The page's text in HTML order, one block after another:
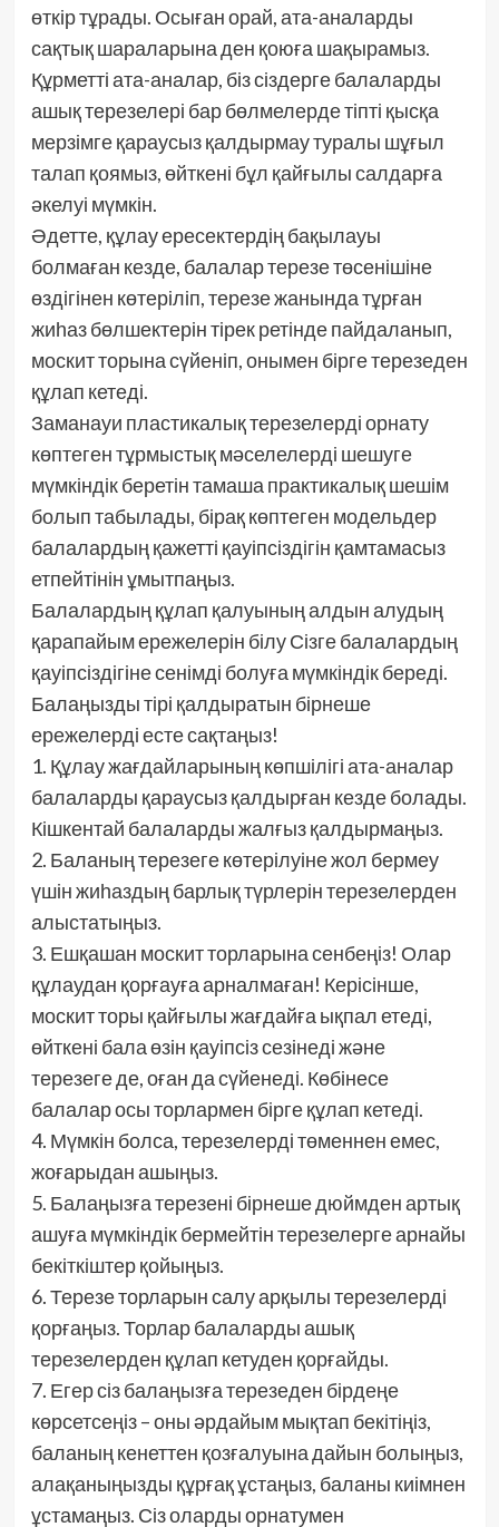
өткір тұрады. Осыған орай, ата-аналарды
сақтық шараларына ден қоюға шақырамыз.
Құрметті ата-аналар, біз сіздерге балаларды
ашық терезелері бар бөлмелерде тіпті қысқа
мерзімге қараусыз қалдырмау туралы шұғыл
талап қоямыз, өйткені бұл қайғылы салдарға
әкелуі мүмкін.
Әдетте, құлау ересектердің бақылауы
болмаған кезде, балалар терезе төсенішіне
өздігінен көтеріліп, терезе жанында тұрған
жиһаз бөлшектерін тірек ретінде пайдаланып,
москит торына сүйеніп, онымен бірге терезеден
құлап кетеді.
Заманауи пластикалық терезелерді орнату
көптеген тұрмыстық мәселелерді шешуге
мүмкіндік беретін тамаша практикалық шешім
болып табылады, бірақ көптеген модельдер
балалардың қажетті қауіпсіздігін қамтамасыз
етпейтінін ұмытпаңыз.
Балалардың құлап қалуының алдын алудың
қарапайым ережелерін білу Сізге балалардың
қауіпсіздігіне сенімді болуға мүмкіндік береді.
Балаңызды тірі қалдыратын бірнеше
ережелерді есте сақтаңыз!
1. Құлау жағдайларының көпшілігі ата-аналар
балаларды қараусыз қалдырған кезде болады.
Кішкентай балаларды жалғыз қалдырмаңыз.
2. Баланың терезеге көтерілуіне жол бермеу
үшін жиһаздың барлық түрлерін терезелерден
алыстатыңыз.
3. Ешқашан москит торларына сенбеңіз! Олар
құлаудан қорғауға арналмаған! Керісінше,
москит торы қайғылы жағдайға ықпал етеді,
өйткені бала өзін қауіпсіз сезінеді және
терезеге де, оған да сүйенеді. Көбінесе
балалар осы торлармен бірге құлап кетеді.
4. Мүмкін болса, терезелерді төменнен емес,
жоғарыдан ашыңыз.
5. Балаңызға терезені бірнеше дюймден артық
ашуға мүмкіндік бермейтін терезелерге арнайы
бекіткіштер қойыңыз.
6. Терезе торларын салу арқылы терезелерді
қорғаңыз. Торлар балаларды ашық
терезелерден құлап кетуден қорғайды.
7. Егер сіз балаңызға терезеден бірдеңе
көрсетсеңіз – оны әрдайым мықтап бекітіңіз,
баланың кенеттен қозғалуына дайын болыңыз,
алақаныңызды құрғақ ұстаңыз, баланы киімнен
ұстамаңыз. Сіз оларды орнатумен